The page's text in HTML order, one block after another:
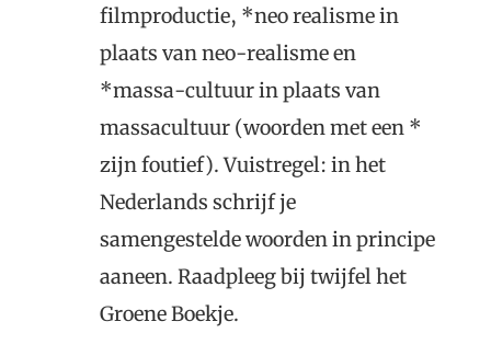
filmproductie, *neo realisme in
plaats van neo-realisme en
*massa-cultuur in plaats van
massacultuur (woorden met een *
zijn foutief). Vuistregel: in het
Nederlands schrijf je
samengestelde woorden in principe
aaneen. Raadpleeg bij twijfel het
Groene Boekje.